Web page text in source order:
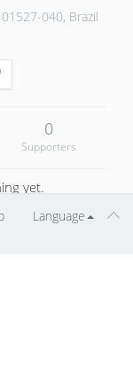
040, Brazil
0
Supporters
yet.
Language